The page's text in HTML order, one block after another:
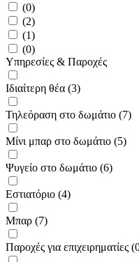
(0)
(2)
(1)
(0)
Υπηρεσίες & Παροχές
Ιδιαίτερη θέα (3)
Τηλεόραση στο δωμάτιο (7)
Μίνι μπαρ στο δωμάτιο (5)
Ψυγείο στο δωμάτιο (6)
Εστιατόριο (4)
Μπαρ (7)
Παροχές για επιχειρηματίες